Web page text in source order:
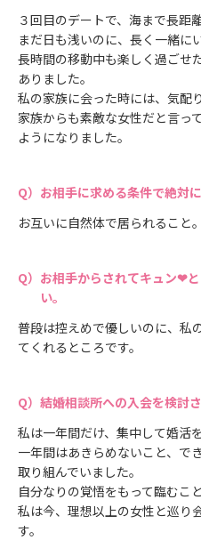
３回目のデートで、海まで長距
まだ日も浅いのに、長く一緒に
長時間の移動中も楽しく過ごせ
ありました。
私の家族に会った時には、気配
家族からも素敵な女性だと言っ
ようになりました。
お相手に求める条件で絶対
お互いに自然体で居られること。
お相手からされてキュン❤
い。
普段は控えめで優しいのに、私
てくれるところです。
結婚相談所への入会を検討
私は一年間だけ、集中して婚活
一年間はあきらめないこと、で
取り組んでいました。
自分なりの覚悟をもって臨むこ
私は今、理想以上の女性と巡り
す。